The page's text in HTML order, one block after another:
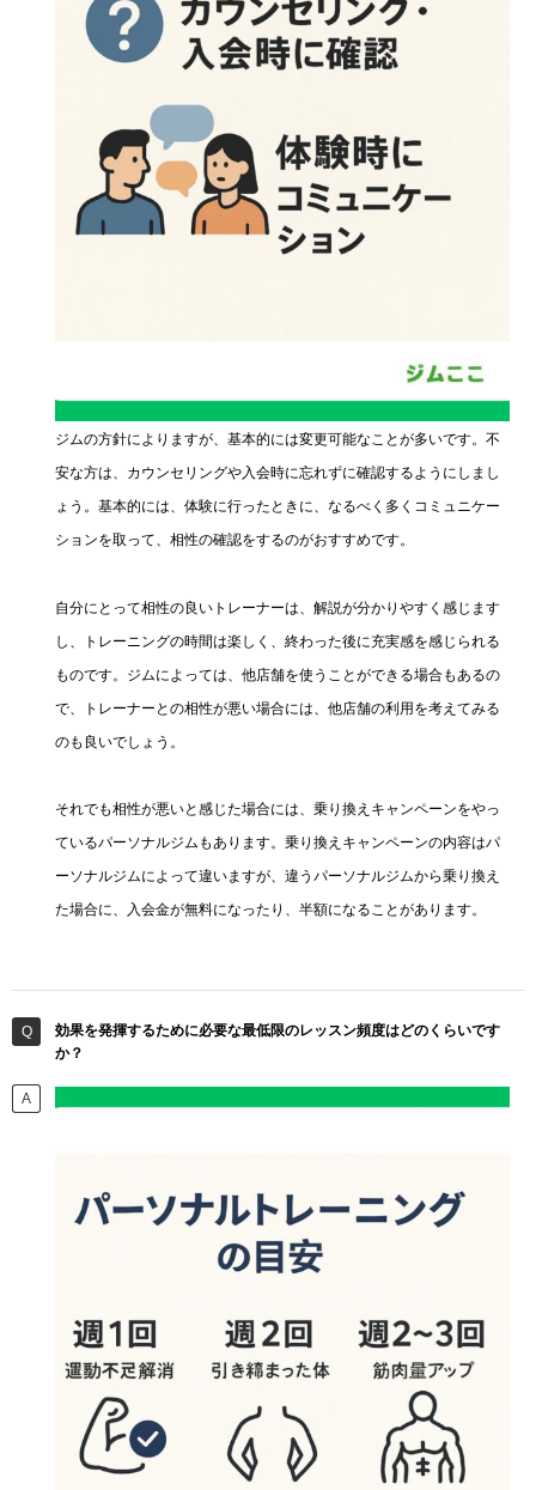
ジムの方針によりますが、基本的には変更可能なことが多いです。不
安な方は、カウンセリングや入会時に忘れずに確認するようにしまし
ょう。基本的には、体験に行ったときに、なるべく多くコミュニケー
ションを取って、相性の確認をするのがおすすめです。
自分にとって相性の良いトレーナーは、解説が分かりやすく感じます
し、トレーニングの時間は楽しく、終わった後に充実感を感じられる
ものです。ジムによっては、他店舗を使うことができる場合もあるの
で、トレーナーとの相性が悪い場合には、他店舗の利用を考えてみる
のも良いでしょう。
それでも相性が悪いと感じた場合には、乗り換えキャンペーンをやっ
ているパーソナルジムもあります。乗り換えキャンペーンの内容はパ
ーソナルジムによって違いますが、違うパーソナルジムから乗り換え
た場合に、入会金が無料になったり、半額になることがあります。
効果を発揮するために必要な最低限のレッスン頻度はどのくらいです
か？